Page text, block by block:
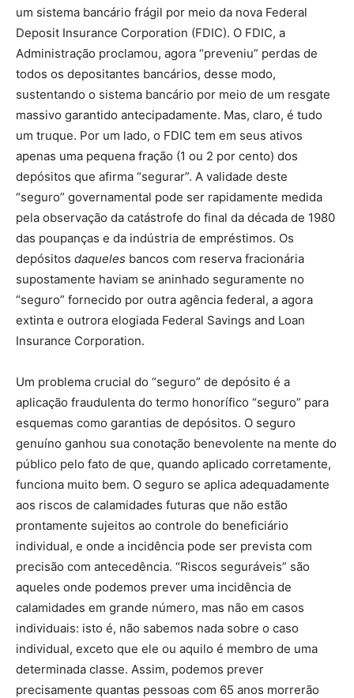
um sistema bancário frágil por meio da nova Federal
Deposit Insurance Corporation (FDIC). O FDIC, a
Administração proclamou, agora “preveniu” perdas de
todos os depositantes bancários, desse modo,
sustentando o sistema bancário por meio de um resgate
massivo garantido antecipadamente. Mas, claro, é tudo
um truque. Por um lado, o FDIC tem em seus ativos
apenas uma pequena fração (1 ou 2 por cento) dos
depósitos que afirma “segurar”. A validade deste
“seguro” governamental pode ser rapidamente medida
pela observação da catástrofe do final da década de 1980
das poupanças e da indústria de empréstimos. Os
depósitos daqueles bancos com reserva fracionária
supostamente haviam se aninhado seguramente no
“seguro” fornecido por outra agência federal, a agora
extinta e outrora elogiada Federal Savings and Loan
Insurance Corporation.
Um problema crucial do “seguro” de depósito é a
aplicação fraudulenta do termo honorífico “seguro” para
esquemas como garantias de depósitos. O seguro
genuíno ganhou sua conotação benevolente na mente do
público pelo fato de que, quando aplicado corretamente,
funciona muito bem. O seguro se aplica adequadamente
aos riscos de calamidades futuras que não estão
prontamente sujeitos ao controle do beneficiário
individual, e onde a incidência pode ser prevista com
precisão com antecedência. “Riscos seguráveis” são
aqueles onde podemos prever uma incidência de
calamidades em grande número, mas não em casos
individuais: isto é, não sabemos nada sobre o caso
individual, exceto que ele ou aquilo é membro de uma
determinada classe. Assim, podemos prever
precisamente quantas pessoas com 65 anos morrerão